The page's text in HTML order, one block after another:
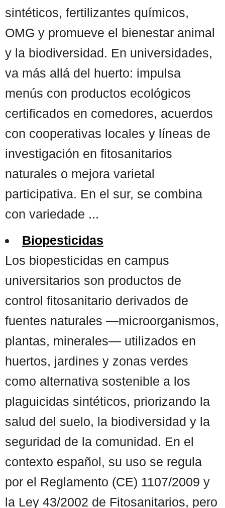
sintéticos, fertilizantes químicos,
OMG y promueve el bienestar animal
y la biodiversidad. En universidades,
va más allá del huerto: impulsa
menús con productos ecológicos
certificados en comedores, acuerdos
con cooperativas locales y líneas de
investigación en fitosanitarios
naturales o mejora varietal
participativa. En el sur, se combina
con variedade ...
Biopesticidas
Los biopesticidas en campus
universitarios son productos de
control fitosanitario derivados de
fuentes naturales —microorganismos,
plantas, minerales— utilizados en
huertos, jardines y zonas verdes
como alternativa sostenible a los
plaguicidas sintéticos, priorizando la
salud del suelo, la biodiversidad y la
seguridad de la comunidad. En el
contexto español, su uso se regula
por el Reglamento (CE) 1107/2009 y
la Ley 43/2002 de Fitosanitarios, pero